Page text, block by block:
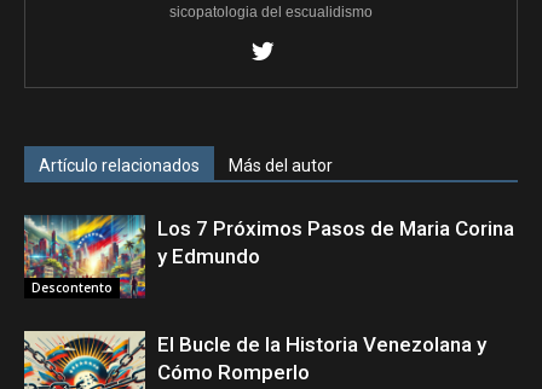
sicopatologia del escualidismo
Artículo relacionados Más del autor
Descontento
Los 7 Próximos Pasos de Maria Corina
y Edmundo
El Bucle de la Historia Venezolana y
Cómo Romperlo